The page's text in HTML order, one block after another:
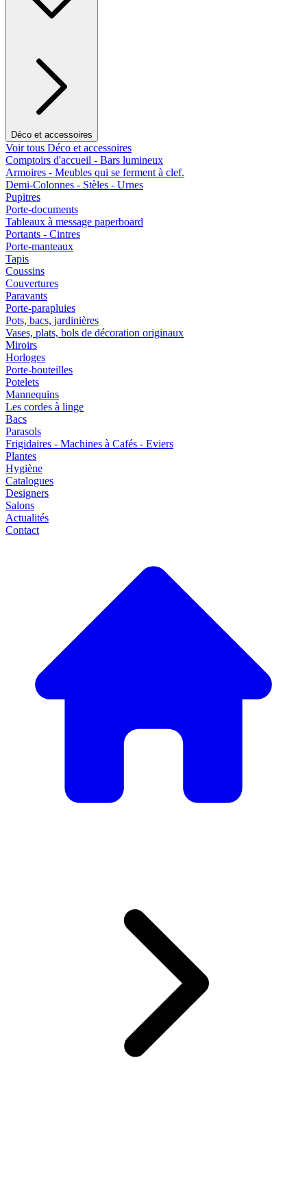
Déco et accessoires
Voir tous Déco et accessoires
Comptoirs d'accueil - Bars lumineux
Armoires - Meubles qui se ferment à clef.
Demi-Colonnes - Stèles - Urnes
Pupitres
Porte-documents
Tableaux à message paperboard
Portants - Cintres
Porte-manteaux
Tapis
Coussins
Couvertures
Paravants
Porte-parapluies
Pots, bacs, jardinières
Vases, plats, bols de décoration originaux
Miroirs
Horloges
Porte-bouteilles
Potelets
Mannequins
Les cordes à linge
Bacs
Parasols
Frigidaires - Machines à Cafés - Eviers
Plantes
Hygiène
Catalogues
Designers
Salons
Actualités
Contact